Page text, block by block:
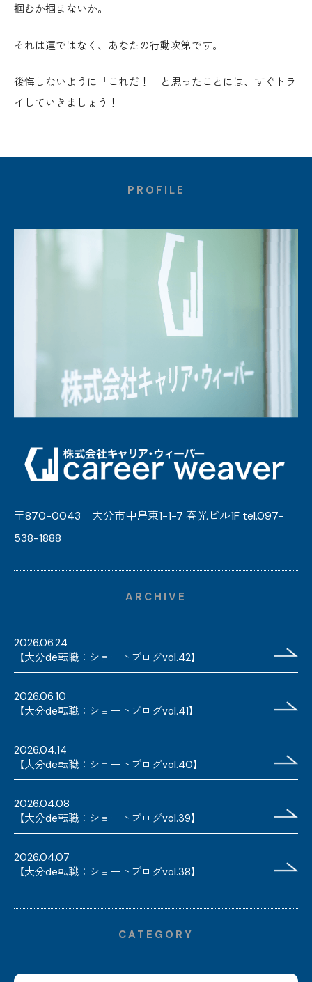
掴むか掴まないか。
それは運ではなく、あなたの行動次第です。
後悔しないように「これだ！」と思ったことには、すぐトラ
イしていきましょう！
PROFILE
〒870-0043 大分市中島東1-1-7 春光ビル1F tel.097-
538-1888
ARCHIVE
2026.06.24
【大分de転職：ショートブログvol.42】
2026.06.10
【大分de転職：ショートブログvol.41】
2026.04.14
【大分de転職：ショートブログvol.40】
2026.04.08
【大分de転職：ショートブログvol.39】
2026.04.07
【大分de転職：ショートブログvol.38】
CATEGORY